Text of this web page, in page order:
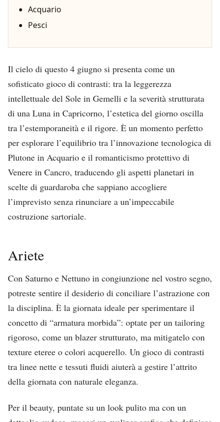
Acquario
Pesci
Il cielo di questo 4 giugno si presenta come un
sofisticato gioco di contrasti: tra la leggerezza
intellettuale del Sole in Gemelli e la severità strutturata
di una Luna in Capricorno, l’estetica del giorno oscilla
tra l’estemporaneità e il rigore. È un momento perfetto
per esplorare l’equilibrio tra l’innovazione tecnologica di
Plutone in Acquario e il romanticismo protettivo di
Venere in Cancro, traducendo gli aspetti planetari in
scelte di guardaroba che sappiano accogliere
l’imprevisto senza rinunciare a un’impeccabile
costruzione sartoriale.
Ariete
Con Saturno e Nettuno in congiunzione nel vostro segno,
potreste sentire il desiderio di conciliare l’astrazione con
la disciplina. È la giornata ideale per sperimentare il
concetto di “armatura morbida”: optate per un tailoring
rigoroso, come un blazer strutturato, ma mitigatelo con
texture eteree o colori acquerello. Un gioco di contrasti
tra linee nette e tessuti fluidi aiuterà a gestire l’attrito
della giornata con naturale eleganza.
Per il beauty, puntate su un look pulito ma con un